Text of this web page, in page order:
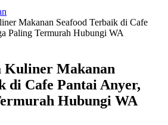
Makanan Seafood Terbaik di Cafe
Paling Termurah Hubungi WA
Kuliner Makanan
di Cafe Pantai Anyer,
Hubungi WA